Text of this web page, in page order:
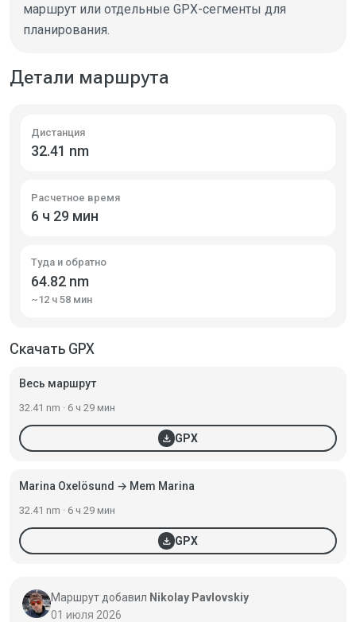
маршрут или отдельные GPX-сегменты для
планирования.
Детали маршрута
Дистанция
32.41 nm
Расчетное время
6 ч 29 мин
Туда и обратно
64.82 nm
~12 ч 58 мин
Скачать GPX
Весь маршрут
32.41 nm · 6 ч 29 мин
download GPX
Marina Oxelösund → Mem Marina
32.41 nm · 6 ч 29 мин
download GPX
Маршрут добавил Nikolay Pavlovskiy
01 июля 2026